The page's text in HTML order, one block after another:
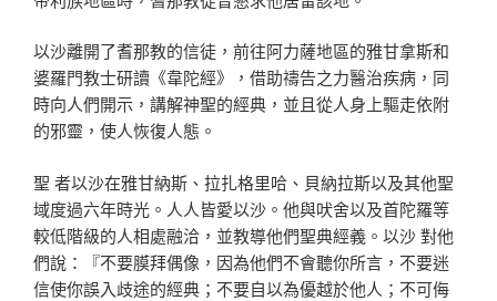
以沙離開了耆那教的信徒，前往阿力薩地區的雅甘拿斯和
婆羅門教士研讀《韋陀經》，借助禱告之力醫治疾病，同
時向人們開示，講解神聖的經典，並且從人身上驅走依附
的邪靈，使人恢復人態。
聖 者以沙在雅甘納斯、拉扎格里哈、貝納拉斯以及其他聖
域度過六年時光。人人皆愛以沙。他與吠舍以及首陀羅等
較低階級的人相處融洽，並教導他們聖典經義。以沙 對他
們說：『不要膜拜偶像，因為他們不會聽你所言，不要迷
信使你誤入歧途的經典；不要自以為優越於他人；不可侮